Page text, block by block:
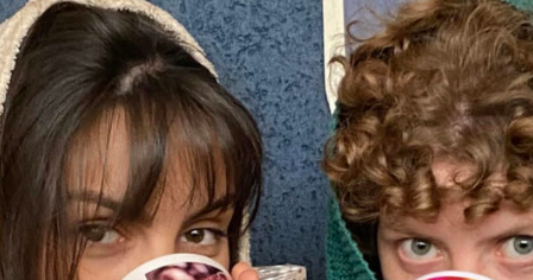
Mal knistert es, mal rattert es, mal ist es
fast ganz still. So klingt Kunst am Radio!
Radio ArtZone
ist eine Art akustische
Tombola für die Ohren – ein
Radiokunstsender für dieKulturhauptstadt
Esch2022in Luxemburg. Während hundert
Tagen (18. Juni bis 25. September 2022)
strahlt dieser vierundzwanzig Stunden pro